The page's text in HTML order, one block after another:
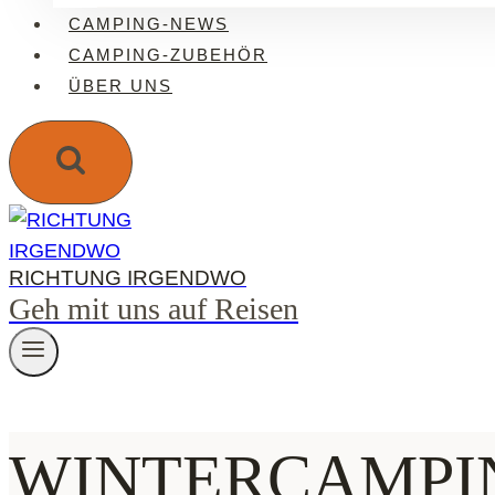
CAMPING-NEWS
CAMPING-ZUBEHÖR
ÜBER UNS
RICHTUNG IRGENDWO
Geh mit uns auf Reisen